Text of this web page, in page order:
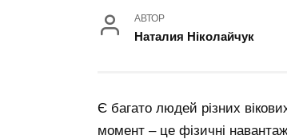
АВТОР
Наталия Ніколайчук
Є багато людей різних
момент – це фізичні